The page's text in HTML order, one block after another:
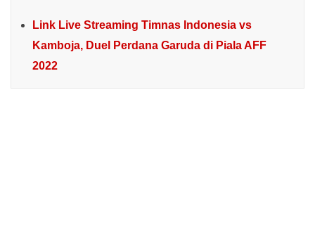
Link Live Streaming Timnas Indonesia vs
Kamboja, Duel Perdana Garuda di Piala AFF
2022